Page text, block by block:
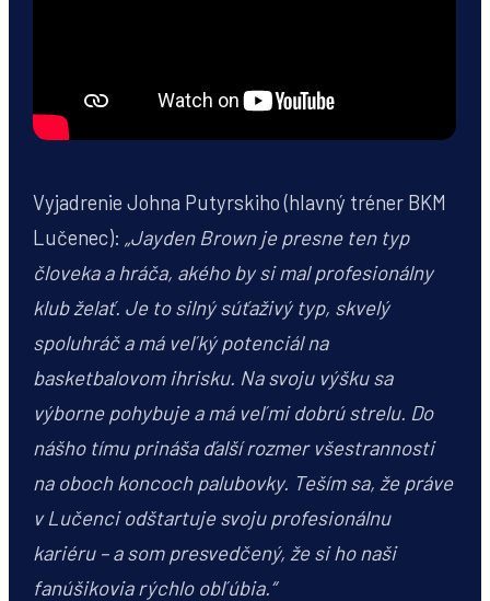
Vyjadrenie Johna Putyrskiho (hlavný tréner BKM
Lučenec): „Jayden Brown je presne ten typ
človeka a hráča, akého by si mal profesionálny
klub želať. Je to silný súťaživý typ, skvelý
spoluhráč a má veľký potenciál na
basketbalovom ihrisku. Na svoju výšku sa
výborne pohybuje a má veľmi dobrú strelu. Do
nášho tímu prináša ďalší rozmer všestrannosti
na oboch koncoch palubovky. Teším sa, že práve
v Lučenci odštartuje svoju profesionálnu
kariéru – a som presvedčený, že si ho naši
fanúšikovia rýchlo obľúbia.“